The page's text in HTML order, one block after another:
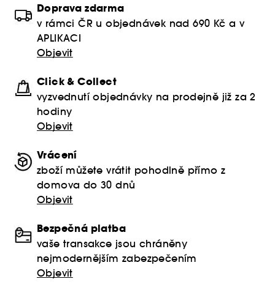
Doprava zdarma
v rámci ČR u objednávek nad 690 Kč a v
APLIKACI
Objevit
Click & Collect
vyzvednutí objednávky na prodejně již za 2
hodiny
Objevit
Vrácení
zboží můžete vrátit pohodlně přímo z
domova do 30 dnů
Objevit
Bezpečná platba
vaše transakce jsou chráněny
nejmodernějším zabezpečením
Objevit